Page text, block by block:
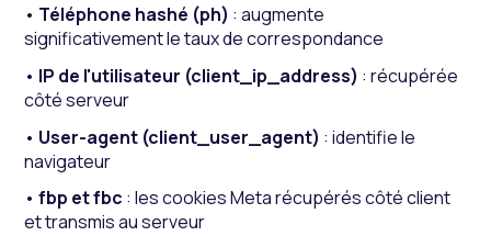
• Téléphone hashé (ph) : augmente
significativement le taux de correspondance
• IP de l'utilisateur (client_ip_address) : récupérée
côté serveur
• User-agent (client_user_agent) : identifie le
navigateur
•fbp et fbc : les cookies Meta récupérés côté client
et transmis au serveur